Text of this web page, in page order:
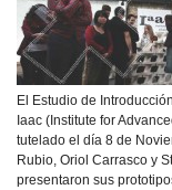
El Estudio de
Iaac (Institute for
tutelado el día 8 de
Rubio, Oriol Carrasco y
presentaron sus